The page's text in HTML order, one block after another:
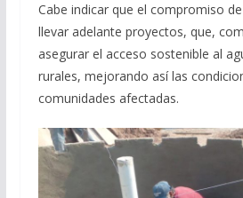
Cabe indicar que el compromiso
llevar adelante proyectos, que,
asegurar el acceso sostenible al
rurales, mejorando así las
comunidades afectadas.